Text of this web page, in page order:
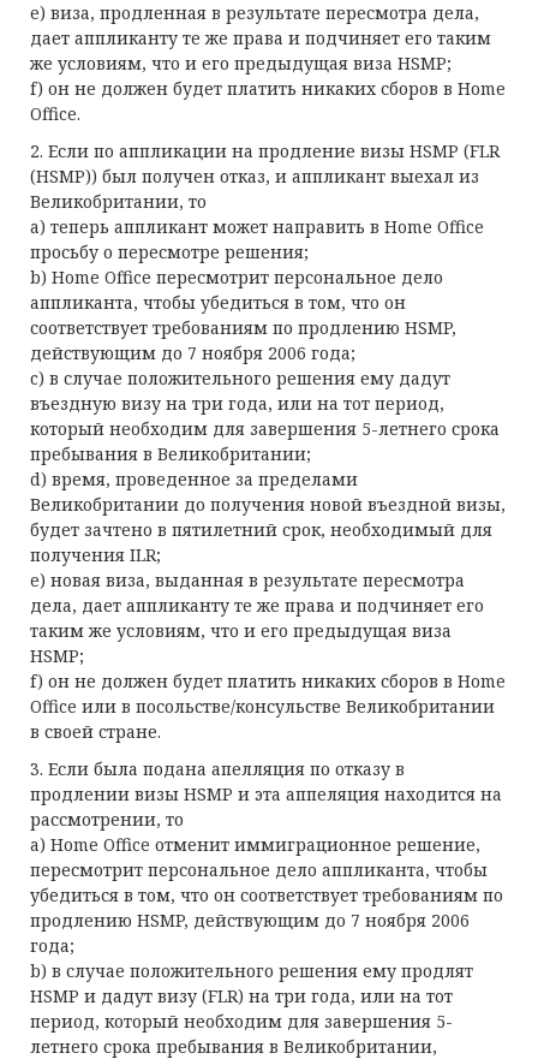
e) виза, продленная в результате пересмотра дела,
дает аппликанту те же права и подчиняет его таким
же условиям, что и его предыдущая виза HSMP;
f) он не должен будет платить никаких сборов в Home
Office.
2. Если по аппликации на продление визы HSMP (FLR
(HSMP)) был получен отказ, и аппликант выехал из
Великобритании, то
a) теперь аппликант может направить в Home Office
просьбу о пересмотре решения;
b) Home Office пересмотрит персональное дело
аппликанта, чтобы убедиться в том, что он
соответствует требованиям по продлению HSMP,
действующим до 7 ноября 2006 года;
c) в случае положительного решения ему дадут
въездную визу на три года, или на тот период,
который необходим для завершения 5-летнего срока
пребывания в Великобритании;
d) время, проведенное за пределами
Великобритании до получения новой въездной визы,
будет зачтено в пятилетний срок, необходимый для
получения ILR;
e) новая виза, выданная в результате пересмотра
дела, дает аппликанту те же права и подчиняет его
таким же условиям, что и его предыдущая виза
HSMP;
f) он не должен будет платить никаких сборов в Home
Office или в посольстве/консульстве Великобритании
в своей стране.
3. Если была подана апелляция по отказу в
продлении визы HSMP и эта аппеляция находится на
рассмотрении, то
a) Home Office отменит иммиграционное решение,
пересмотрит персональное дело аппликанта, чтобы
убедиться в том, что он соответствует требованиям по
продлению HSMP, действующим до 7 ноября 2006
года;
b) в случае положительного решения ему продлят
HSMP и дадут визу (FLR) на три года, или на тот
период, который необходим для завершения 5-
летнего срока пребывания в Великобритании,